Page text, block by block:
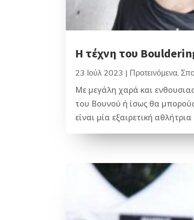
Η τέχνη του
23 Ιούλ 2023 | Προτεινόμενα,
Με μεγάλη χαρά και
του Βουνού ή ίσως θα
είναι μία εξαιρετική